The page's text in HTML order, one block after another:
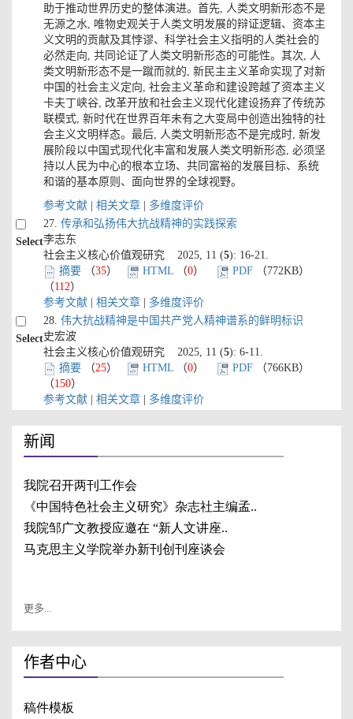
助于推动世界历史的整体演进。首先, 人类文明新形态不是
无源之水, 唯物史观关于人类文明发展的辩证逻辑、资本主
义文明的贡献及其悖谬、科学社会主义指明的人类社会的
必然走向, 共同论证了人类文明新形态的可能性。其次, 人
类文明新形态不是一蹴而就的, 新民主主义革命实现了对新
中国的社会主义定向, 社会主义革命和建设跨越了资本主义
卡夫丁峡谷, 改革开放和社会主义现代化建设扬弃了传统苏
联模式, 新时代在世界百年未有之大变局中创造出独特的社
会主义文明样态。最后, 人类文明新形态不是完成时, 新发
展阶段以中国式现代化丰富和发展人类文明新形态, 必须坚
持以人民为中心的根本立场、共同富裕的发展目标、系统
和谐的基本原则、面向世界的全球视野。
参考文献| 相关文章| 多维度评价
Select
27. 传承和弘扬伟大抗战精神的实践探索
李志东
社会主义核心价值观研究 2025, 11 (5): 16-21.
摘要（35） HTML（0） PDF（772KB）
（112）
参考文献| 相关文章| 多维度评价
Select
28. 伟大抗战精神是中国共产党人精神谱系的鲜明标识
史宏波
社会主义核心价值观研究 2025, 11 (5): 6-11.
摘要（25） HTML（0） PDF（766KB）
（150）
参考文献| 相关文章| 多维度评价
新闻
更多...
作者中心